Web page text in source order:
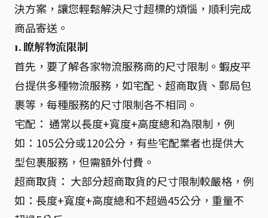
決方案，讓您輕鬆解決尺寸超標的煩惱，順利完成
商品寄送。
1. 瞭解物流限制
首先，要了解各家物流服務商的尺寸限制。蝦皮平
台提供多種物流服務，如宅配、超商取貨、郵局包
裹等，每種服務的尺寸限制各不相同。
宅配： 通常以長度+寬度+高度總和為限制，例
如：105公分或120公分，有些宅配業者也提供大
型包裹服務，但需額外付費。
超商取貨： 大部分超商取貨的尺寸限制較嚴格，例
如：長度+寬度+高度總和不超過45公分，重量不